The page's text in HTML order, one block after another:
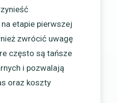
etapie pierwszej
zwrócić uwagę
często są tańsze
i pozwalają
oraz koszty